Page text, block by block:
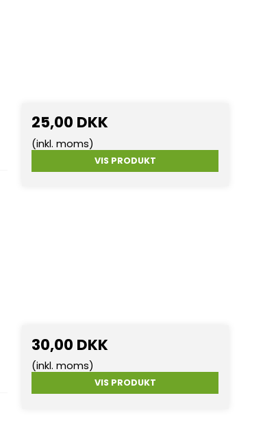
25,00 DKK
(inkl. moms)
VIS PRODUKT
30,00 DKK
(inkl. moms)
VIS PRODUKT